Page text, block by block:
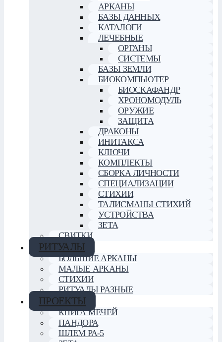
АРКАНЫ
БАЗЫ ДАННЫХ
КАТАЛОГИ
ЛЕЧЕБНЫЕ
ОРГАНЫ
СИСТЕМЫ
БАЗЫ ЗЕМЛИ
БИОКОМПЬЮТЕР
БИОСКАФАНДР
ХРОНОМОДУЛЬ
ОРУЖИЕ
ЗАЩИТА
ДРАКОНЫ
ИНИТАКСА
КЛЮЧИ
КОМПЛЕКТЫ
СБОРКА ЛИЧНОСТИ
СПЕЦИАЛИЗАЦИИ
СТИХИИ
ТАЛИСМАНЫ СТИХИЙ
УСТРОЙСТВА
ЗЕТА
СВИТКИ
РИТУАЛЫ
БОЛЬШИЕ АРКАНЫ
МАЛЫЕ АРКАНЫ
СТИХИИ
РИТУАЛЫ РАЗНЫЕ
ПРОЕКТЫ
КНИГА МЕЧЕЙ
ПАНДОРА
ШЛЕМ РА-5